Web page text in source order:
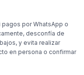
pagos por WhatsApp o
desconfía de
y evita realizar
en persona o confirmar